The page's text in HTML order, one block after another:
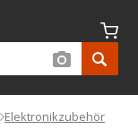
Elektronikzubehör